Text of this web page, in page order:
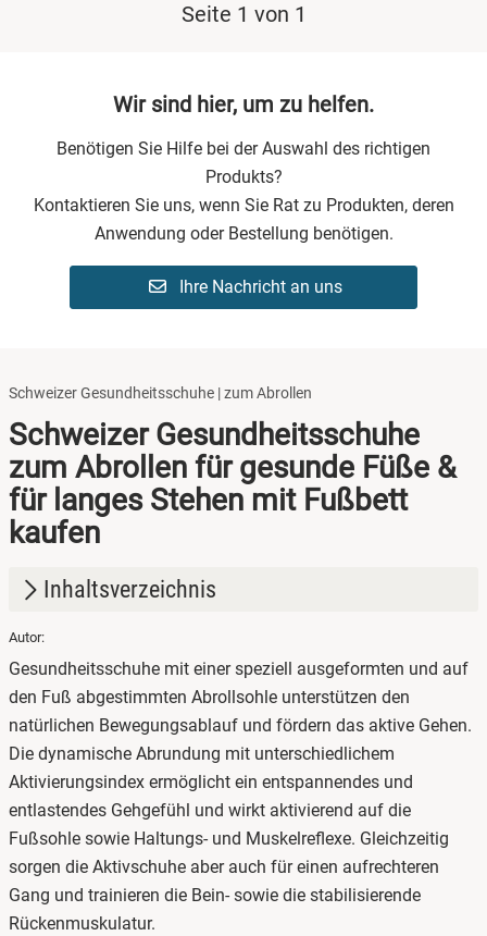
Seite 1 von 1
Wir sind hier, um zu helfen.
Benötigen Sie Hilfe bei der Auswahl des richtigen
Produkts?
Kontaktieren Sie uns, wenn Sie Rat zu Produkten, deren
Anwendung oder Bestellung benötigen.
Ihre Nachricht an uns
Schweizer Gesundheitsschuhe | zum Abrollen
Schweizer Gesundheitsschuhe
zum Abrollen für gesunde Füße &
für langes Stehen mit Fußbett
kaufen
Inhaltsverzeichnis
1.
Eigenschaften
2. Gesunde Schuhe für langes Stehen kaufen
3. Gesunde Schuhe mit Fußbett für gesunde Füße
4. Schweizer Gesundheitsschuhe – das sind die Top-
Marken
Gesundheitsschuhe für Damen & Herren – diese
Modelle haben wir im Angebot
Autor:
Gesundheitsschuhe mit einer speziell ausgeformten und auf
den Fuß abgestimmten Abrollsohle unterstützen den
natürlichen Bewegungsablauf und fördern das aktive Gehen.
Die dynamische Abrundung mit unterschiedlichem
Aktivierungsindex ermöglicht ein entspannendes und
entlastendes Gehgefühl und wirkt aktivierend auf die
Fußsohle sowie Haltungs- und Muskelreflexe. Gleichzeitig
sorgen die Aktivschuhe aber auch für einen aufrechteren
Gang und trainieren die Bein- sowie die stabilisierende
Rückenmuskulatur.